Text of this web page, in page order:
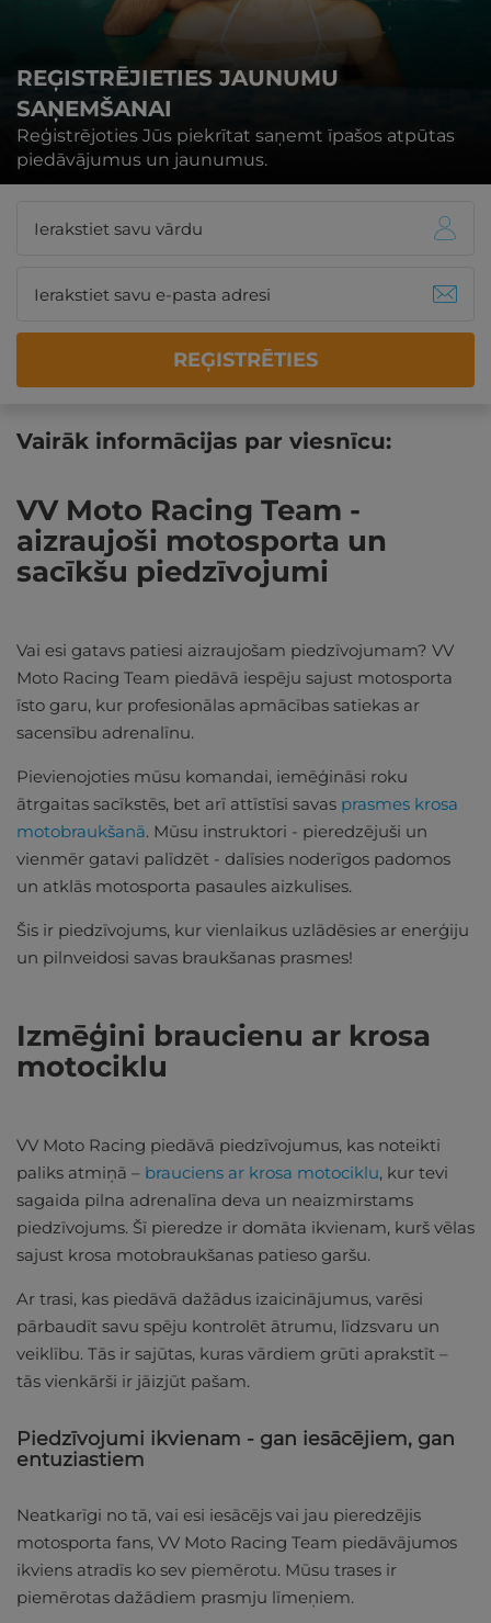
REĢISTRĒJIETIES JAUNUMU
SAŅEMŠANAI
Reģistrējoties Jūs piekrītat saņemt īpašos atpūtas
piedāvājumus un jaunumus.
REĢISTRĒTIES
Vairāk informācijas par viesnīcu:
VV Moto Racing Team -
aizraujoši motosporta un
sacīkšu piedzīvojumi
Vai esi gatavs patiesi aizraujošam piedzīvojumam? VV
Moto Racing Team piedāvā iespēju sajust motosporta
īsto garu, kur profesionālas apmācības satiekas ar
sacensību adrenalīnu.
Pievienojoties mūsu komandai, iemēģināsi roku
ātrgaitas sacīkstēs, bet arī attīstīsi savas prasmes krosa
motobraukšanā. Mūsu instruktori - pieredzējuši un
vienmēr gatavi palīdzēt - dalīsies noderīgos padomos
un atklās motosporta pasaules aizkulises.
Šis ir piedzīvojums, kur vienlaikus uzlādēsies ar enerģiju
un pilnveidosi savas braukšanas prasmes!
Izmēģini braucienu ar krosa
motociklu
VV Moto Racing piedāvā piedzīvojumus, kas noteikti
paliks atmiņā – brauciens ar krosa motociklu, kur tevi
sagaida pilna adrenalīna deva un neaizmirstams
piedzīvojums. Šī pieredze ir domāta ikvienam, kurš vēlas
sajust krosa motobraukšanas patieso garšu.
Ar trasi, kas piedāvā dažādus izaicinājumus, varēsi
pārbaudīt savu spēju kontrolēt ātrumu, līdzsvaru un
veiklību. Tās ir sajūtas, kuras vārdiem grūti aprakstīt –
tās vienkārši ir jāizjūt pašam.
Piedzīvojumi ikvienam - gan iesācējiem, gan
entuziastiem
Neatkarīgi no tā, vai esi iesācējs vai jau pieredzējis
motosporta fans, VV Moto Racing Team piedāvājumos
ikviens atradīs ko sev piemērotu. Mūsu trases ir
piemērotas dažādiem prasmju līmeņiem.